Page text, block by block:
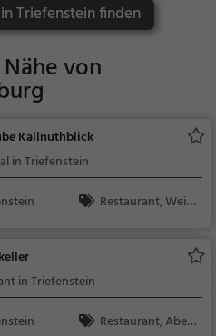
Triefenstein finden
von
Kallnuthblick
in Triefenstein
Restaurant, Wein,
in Triefenstein
Restaurant, Aben